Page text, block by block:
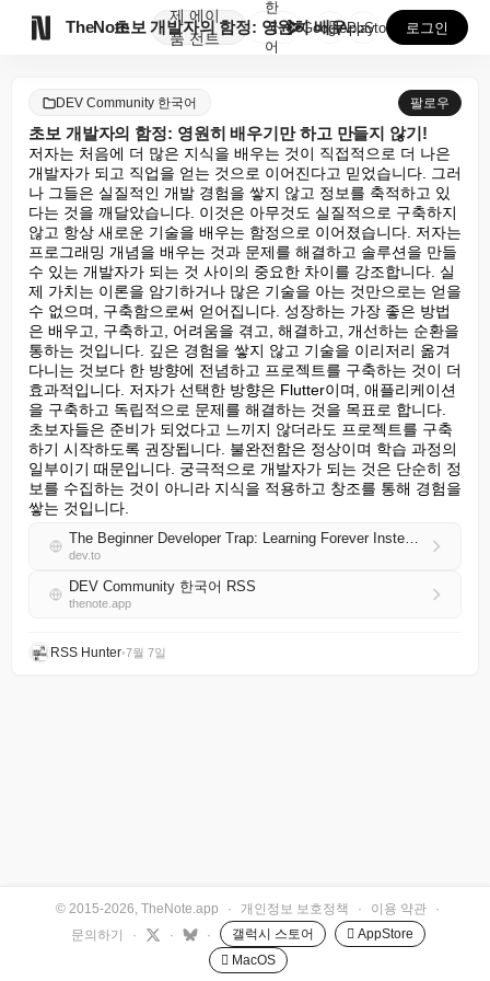
TheNote
제
품
에이
전트
초보 개발자의 함정: 영원히 배우기만 하고 만들지 않기...
한
국
어
GooglePlay
AppStore 로그인
DEV Community 한국어 팔로우
초보 개발자의 함정: 영원히 배우기만 하고 만들지 않기!
저자는 처음에 더 많은 지식을 배우는 것이 직접적으로 더 나은
개발자가 되고 직업을 얻는 것으로 이어진다고 믿었습니다. 그러
나 그들은 실질적인 개발 경험을 쌓지 않고 정보를 축적하고 있
다는 것을 깨달았습니다. 이것은 아무것도 실질적으로 구축하지
않고 항상 새로운 기술을 배우는 함정으로 이어졌습니다. 저자는
프로그래밍 개념을 배우는 것과 문제를 해결하고 솔루션을 만들
수 있는 개발자가 되는 것 사이의 중요한 차이를 강조합니다. 실
제 가치는 이론을 암기하거나 많은 기술을 아는 것만으로는 얻을
수 없으며, 구축함으로써 얻어집니다. 성장하는 가장 좋은 방법
은 배우고, 구축하고, 어려움을 겪고, 해결하고, 개선하는 순환을
통하는 것입니다. 깊은 경험을 쌓지 않고 기술을 이리저리 옮겨
다니는 것보다 한 방향에 전념하고 프로젝트를 구축하는 것이 더
효과적입니다. 저자가 선택한 방향은 Flutter이며, 애플리케이션
을 구축하고 독립적으로 문제를 해결하는 것을 목표로 합니다.
초보자들은 준비가 되었다고 느끼지 않더라도 프로젝트를 구축
하기 시작하도록 권장됩니다. 불완전함은 정상이며 학습 과정의
일부이기 때문입니다. 궁극적으로 개발자가 되는 것은 단순히 정
보를 수집하는 것이 아니라 지식을 적용하고 창조를 통해 경험을
쌓는 것입니다.
The Beginner Developer Trap: Learning Forever Instead of Creating!
dev.to
DEV Community 한국어 RSS
thenote.app
RSS Hunter•7월 7일
© 2015-2026, TheNote.app · 개인정보 보호정책 · 이용 약관
·
문의하기
· · · 갤럭시 스토어
 AppStore
 MacOS